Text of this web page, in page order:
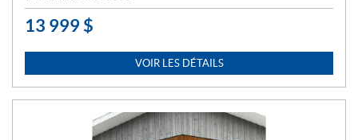
P
X
13 999 $
VOIR LES DÉTAILS